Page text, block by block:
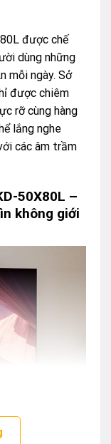
được chế
dùng những
mỗi ngày. Sở
được chiêm
rỡ cùng hàng
lắng nghe
các âm trầm
50X80L –
không giới